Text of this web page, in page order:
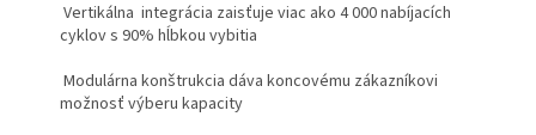
Vertikálna integrácia zaisťuje viac ako 4 000 nabíjacích
cyklov s 90% hĺbkou vybitia
Modulárna konštrukcia dáva koncovému zákazníkovi
možnosť výberu kapacity